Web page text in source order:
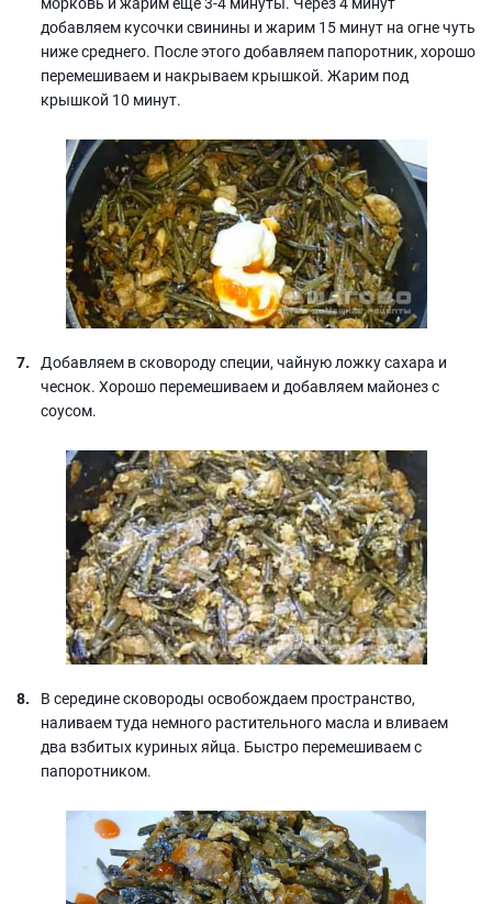
добавляем кусочки свинины и жарим 15 минут на огне чуть
ниже среднего. После этого добавляем папоротник, хорошо
перемешиваем и накрываем крышкой. Жарим под
крышкой 10 минут.
Добавляем в сковороду специи, чайную ложку сахара и
чеснок. Хорошо перемешиваем и добавляем майонез с
соусом.
В середине сковороды освобождаем пространство,
наливаем туда немного растительного масла и вливаем
два взбитых куриных яйца. Быстро перемешиваем с
папоротником.